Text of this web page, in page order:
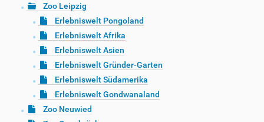
Zoo Leipzig
Erlebniswelt Pongoland
Erlebniswelt Afrika
Erlebniswelt Asien
Erlebniswelt Gründer-Garten
Erlebniswelt Südamerika
Erlebniswelt Gondwanaland
Zoo Neuwied